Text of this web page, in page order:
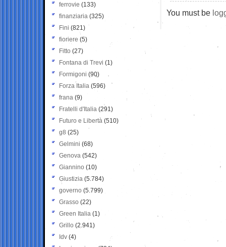
You must be
ferrovie (133)
finanziaria (325)
Fini (821)
fioriere (5)
Fitto (27)
Fontana di Trevi (1)
Formigoni (90)
Forza Italia (596)
frana (9)
Fratelli d'Italia (291)
Futuro e Libertà (510)
g8 (25)
Gelmini (68)
Genova (542)
Giannino (10)
Giustizia (5.784)
governo (5.799)
Grasso (22)
Green Italia (1)
Grillo (2.941)
Idv (4)